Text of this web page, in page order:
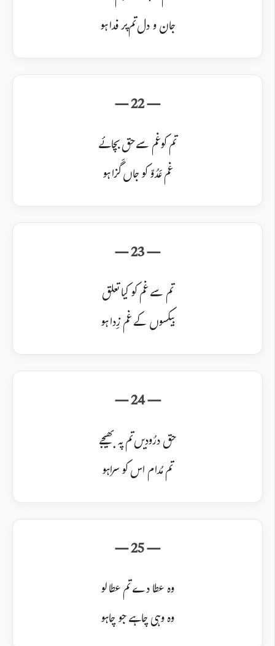
جان و دل تم پر فدا ہو
تم کو غم سے حق بچائے
غم عَدُوّ کو جاں گَزا ہو
تم سے غم کو کیا تعلق
بیکسوں کے غم زِدا ہو
حق درُودیں تم پہ بھیجے
تم مُدام اس کو سراہو
وہ عطا دے تم عطا لو
وہ وہی چاہے جو چاہو